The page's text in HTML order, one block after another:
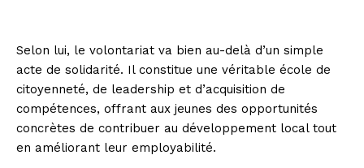
Selon lui, le volontariat va bien au-delà d’un simple
acte de solidarité. Il constitue une véritable école de
citoyenneté, de leadership et d’acquisition de
compétences, offrant aux jeunes des opportunités
concrètes de contribuer au développement local tout
en améliorant leur employabilité.